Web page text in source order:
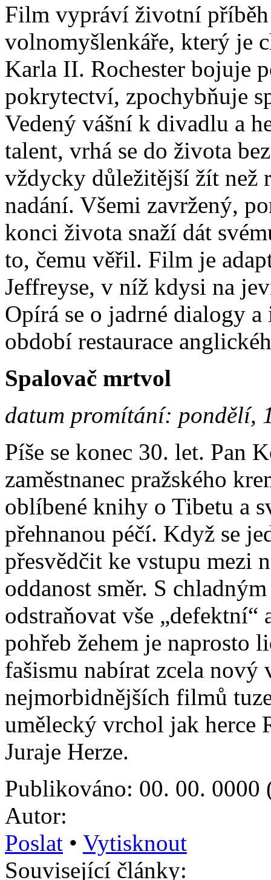
Film vypráví životní příběh
volnomyšlenkáře, který je
Karla II. Rochester bojuje
pokrytectví, zpochybňuje
Vedený vášní k divadlu a
talent, vrhá se do života
vždycky důležitější žít než
nadání. Všemi zavržený,
konci života snaží dát
to, čemu věřil. Film je
Jeffreyse, v níž kdysi na
Opírá se o jadrné dialogy
období restaurace
Spalovač mrtvol
datum promítání: pondělí,
Píše se konec 30. let. Pan
zaměstnanec pražského
oblíbené knihy o Tibetu a
přehnanou péčí. Když se
přesvědčit ke vstupu mezi
oddanost směr. S
odstraňovat vše
pohřeb žehem je naprosto
fašismu nabírat zcela nový
nejmorbidnějších filmů
umělecký vrchol jak herce
Juraje Herze.
Publikováno: 00. 00. 0000
Autor:
Poslat • Vytisknout
Související články: